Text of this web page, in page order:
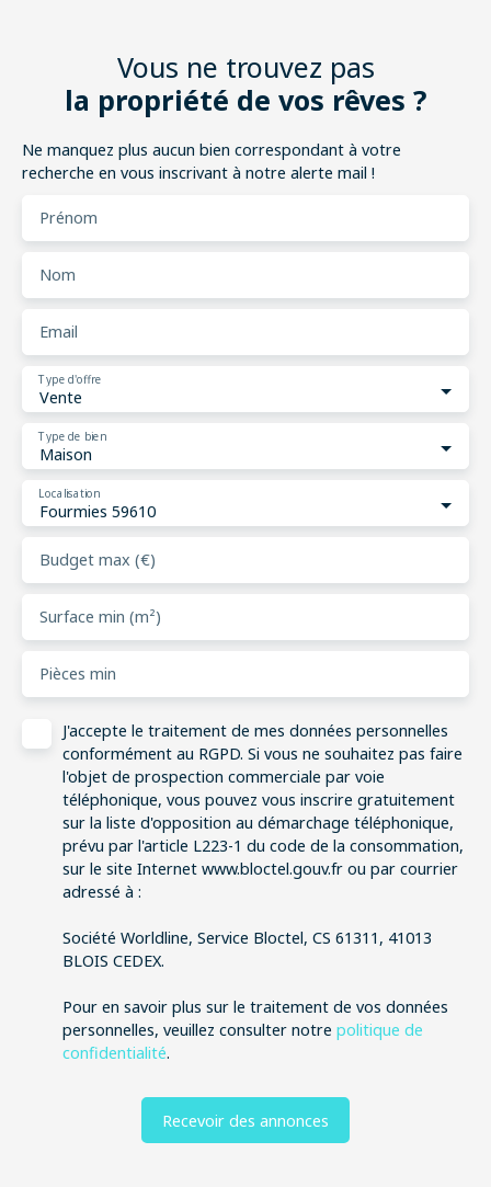
Vous ne trouvez pas
la propriété de vos rêves ?
Ne manquez plus aucun bien correspondant à votre
recherche en vous inscrivant à notre alerte mail !
Prénom
Nom
Email
Vente
Type d'offre
Maison
Type de bien
Fourmies 59610
Localisation
Budget max (€)
Surface min (m²)
Pièces min
J'accepte le traitement de mes données personnelles
conformément au RGPD. Si vous ne souhaitez pas faire
l'objet de prospection commerciale par voie
téléphonique, vous pouvez vous inscrire gratuitement
sur la liste d'opposition au démarchage téléphonique,
prévu par l'article L223-1 du code de la consommation,
sur le site Internet www.bloctel.gouv.fr ou par courrier
adressé à :
Société Worldline, Service Bloctel, CS 61311, 41013
BLOIS CEDEX.
Pour en savoir plus sur le traitement de vos données
personnelles, veuillez consulter notre politique de
confidentialité.
Recevoir des annonces